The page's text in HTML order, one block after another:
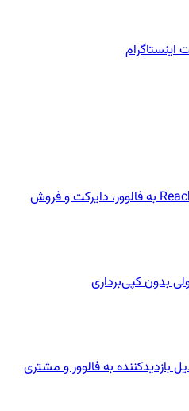
اینستاگرام
بدون کپی‌برداری
بازدیدکننده به فالوور و مشتری